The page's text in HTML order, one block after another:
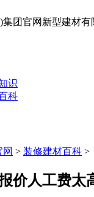
识
科
> 装修建材百科 >
价人工费太